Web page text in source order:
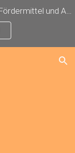
Offene Sprechstunde zu Fragen über Fördermittel und Antragstellung!